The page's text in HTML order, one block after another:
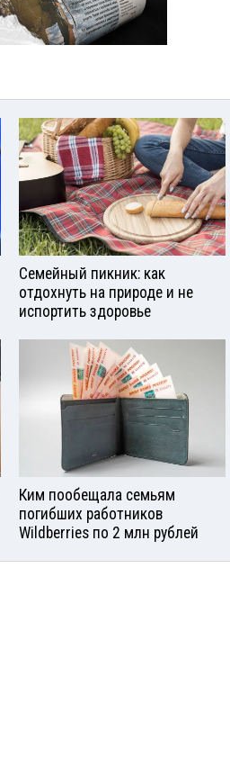
Семейный пикник: как
отдохнуть на природе и не
испортить здоровье
Ким пообещала семьям
погибших работников
Wildberries по 2 млн рублей